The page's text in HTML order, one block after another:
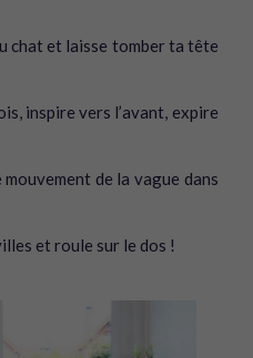
chat et laisse tomber ta tête
inspire vers l’avant, expire
de la vague dans
et roule sur le dos !